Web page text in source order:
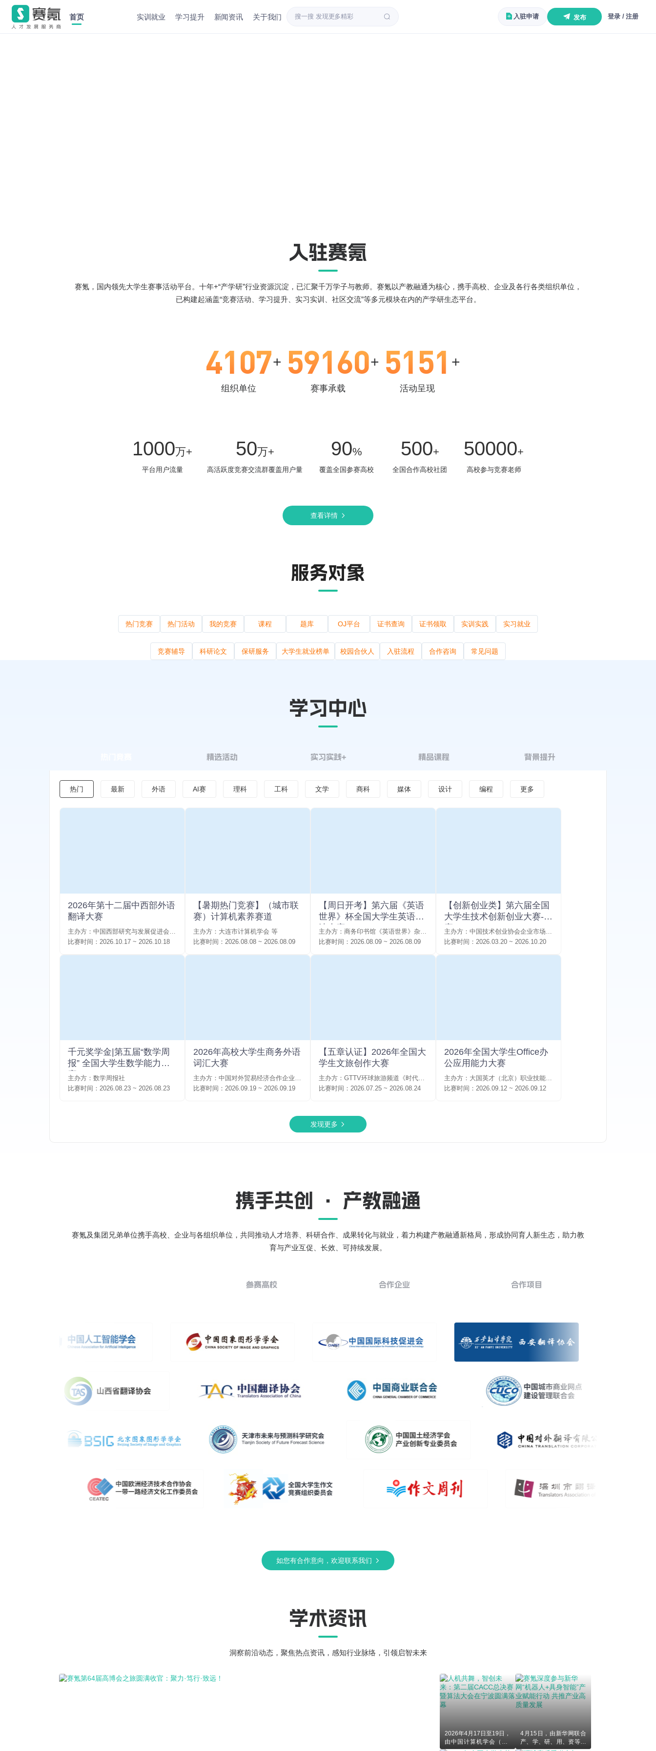
首页 实训就业 学习提升 新闻资讯 关于我们 入驻申请 发布 登录 / 注册
入驻赛氪
赛氪，国内领先大学生赛事活动平台。十年+“产学研”行业资源沉淀，已汇聚千万学子与教师。赛氪以产教融通为核心，携手高校、企业及各行各类组织单位，
已构建起涵盖“竞赛活动、学习提升、实习实训、社区交流”等多元模块在内的产学研生态平台。
4107+
组织单位
59160+
赛事承载
5151 +
活动呈现
1000万+
平台用户流量
50万+
高活跃度竞赛交流群覆盖用户量
90%
覆盖全国参赛高校
500+
全国合作高校社团
50000+
高校参与竞赛老师
查看详情
服务对象
为学生
5万+赛事活动，校园合伙人，课
为教师 为高校 为组织 为企业
热门竞赛 热门活动 我的竞赛 课程 题库 OJ平台 证书查询 证书领取 实训实践 实习就业
竞赛辅导 科研论文 保研服务 大学生就业榜单 校园合伙人 入驻流程 合作咨询 常见问题
学习中心
精选活动 实习实践+ 精品课程 背景提升
热门 最新 外语 AI赛 理科 工科 文学 商科 媒体 设计 编程 更多
2026年第十二届中西部外语
翻译大赛
主办方： 中国西部研究与发展促进会教育工作委员会 等
比赛时间： 2026.10.17 ~ 2026.10.18
【暑期热门竞赛】（城市联
赛）计算机素养赛道
主办方： 大连市计算机学会 等
比赛时间： 2026.08.08 ~ 2026.08.09
【周日开考】第六届《英语
世界》杯全国大学生英语语
法大赛
主办方： 商务印书馆《英语世界》杂志社
比赛时间： 2026.08.09 ~ 2026.08.09
【创新创业类】第六届全国
大学生技术创新创业大赛-国
赛
主办方：中国技术创业协会企业市场融通工作委员会
比赛时间： 2026.03.20 ~ 2026.10.20
千元奖学金|第五届“数学周
报” 全国大学生数学能力大
赛
主办方： 数学周报社
比赛时间： 2026.08.23 ~ 2026.08.23
2026年高校大学生商务外语
词汇大赛
主办方： 中国对外贸易经济合作企业协会国际商务与语言服务工作委员会
比赛时间： 2026.09.19 ~ 2026.09.19
【五章认证】2026年全国大
学生文旅创作大赛
主办方： GTTV环球旅游频道《时代星秀》栏目组 等
比赛时间： 2026.07.25 ~ 2026.08.24
2026年全国大学生Office办
公应用能力大赛
主办方： 大国英才（北京）职业技能鉴定中心
比赛时间：2026.09.12 ~ 2026.09.12
发现更多
携手共创 · 产教融通
赛氪及集团兄弟单位携手高校、企业与各组织单位，共同推动人才培养、科研合作、成果转化与就业，着力构建产教融通新格局，形成协同育人新生态，助力教
育与产业互促、长效、可持续发展。
参赛高校 合作企业 合作项目
如您有合作意向，欢迎联系我们
学术资讯
洞察前沿动态，聚焦热点资讯，感知行业脉络，引领启智未来
2026年4月17日至19日，
由中国计算机学会（CC
4月15日，由新华网联合
产、学、研、用、资等多